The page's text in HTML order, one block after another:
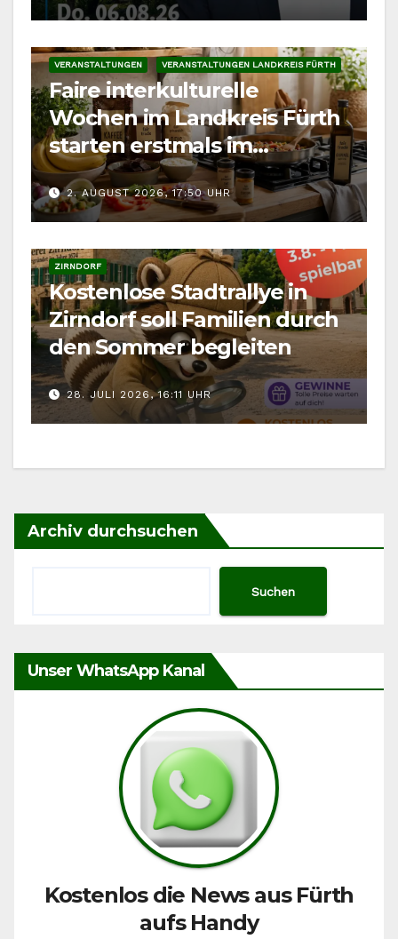
VERANSTALTUNGEN VERANSTALTUNGEN LANDKREIS FÜRTH
Faire interkulturelle
Wochen im Landkreis Fürth
starten erstmals im
September
2. AUGUST 2026, 17:50 UHR
ZIRNDORF
Kostenlose Stadtrallye in
Zirndorf soll Familien durch
den Sommer begleiten
28. JULI 2026, 16:11 UHR
Archiv durchsuchen
Suchen
Unser WhatsApp Kanal
Kostenlos die News aus Fürth
aufs Handy